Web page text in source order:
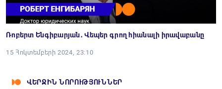
Ռոբերտ Ենգիբարյան․ Վեպեր գրող հիանալի իրավաբանը
15 Հոկտեմբերի 2024, 23:10
ՎԵՐՋԻՆ ՆՈՐՈՒԹՅՈՒՆՆԵՐ